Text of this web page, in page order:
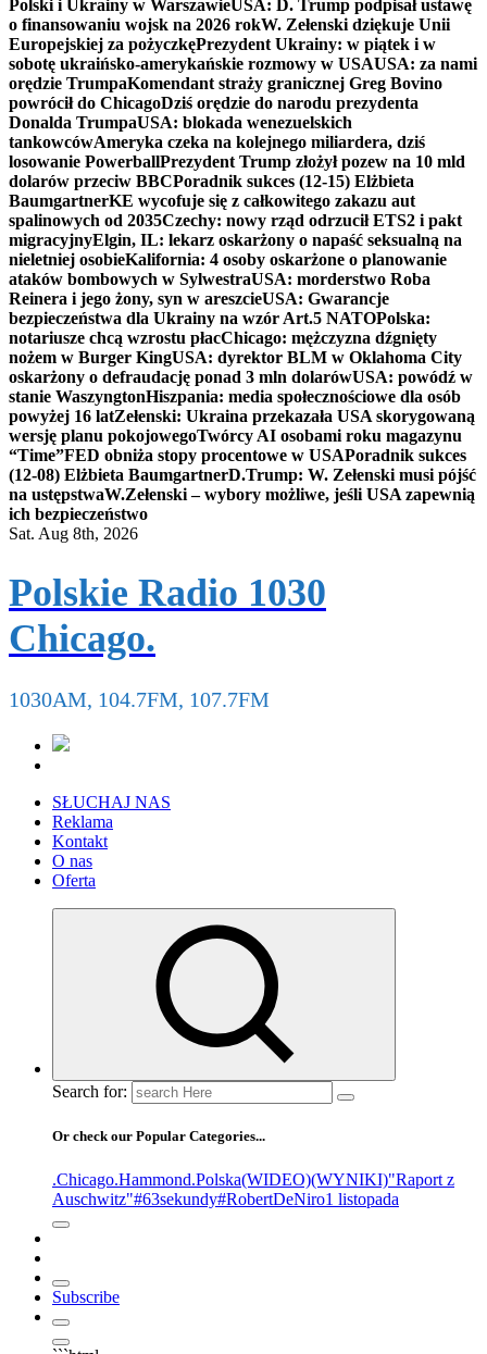
Polski i Ukrainy w WarszawieUSA: D. Trump podpisał ustawę
o finansowaniu wojsk na 2026 rokW. Zełenski dziękuje Unii
Europejskiej za pożyczkęPrezydent Ukrainy: w piątek i w
sobotę ukraińsko-amerykańskie rozmowy w USAUSA: za nami
orędzie TrumpaKomendant straży granicznej Greg Bovino
powrócił do ChicagoDziś orędzie do narodu prezydenta
Donalda TrumpaUSA: blokada wenezuelskich
tankowcówAmeryka czeka na kolejnego miliardera, dziś
losowanie PowerballPrezydent Trump złożył pozew na 10 mld
dolarów przeciw BBCPoradnik sukces (12-15) Elżbieta
BaumgartnerKE wycofuje się z całkowitego zakazu aut
spalinowych od 2035Czechy: nowy rząd odrzucił ETS2 i pakt
migracyjnyElgin, IL: lekarz oskarżony o napaść seksualną na
nieletniej osobieKalifornia: 4 osoby oskarżone o planowanie
ataków bombowych w SylwestraUSA: morderstwo Roba
Reinera i jego żony, syn w areszcieUSA: Gwarancje
bezpieczeństwa dla Ukrainy na wzór Art.5 NATOPolska:
notariusze chcą wzrostu płacChicago: mężczyzna dźgnięty
nożem w Burger KingUSA: dyrektor BLM w Oklahoma City
oskarżony o defraudację ponad 3 mln dolarówUSA: powódź w
stanie WaszyngtonHiszpania: media społecznościowe dla osób
powyżej 16 latZełenski: Ukraina przekazała USA skorygowaną
wersję planu pokojowegoTwórcy AI osobami roku magazynu
“Time”FED obniża stopy procentowe w USAPoradnik sukces
(12-08) Elżbieta BaumgartnerD.Trump: W. Zełenski musi pójść
na ustępstwaW.Zełenski – wybory możliwe, jeśli USA zapewnią
ich bezpieczeństwo
Sat. Aug 8th, 2026
Polskie Radio 1030
Chicago.
1030AM, 104.7FM, 107.7FM
SŁUCHAJ NAS
Reklama
Kontakt
O nas
Oferta
Search for:
Or check our Popular Categories...
.Chicago.Hammond.Polska(WIDEO)(WYNIKI)"Raport z
Auschwitz"#63sekundy#RobertDeNiro1 listopada
Subscribe